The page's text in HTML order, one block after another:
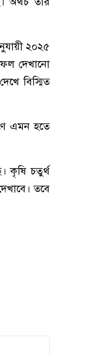
২০২৫
দেখানো
বিস্মিত
এমন হতে
কৃষি চতুর্থ
তবে